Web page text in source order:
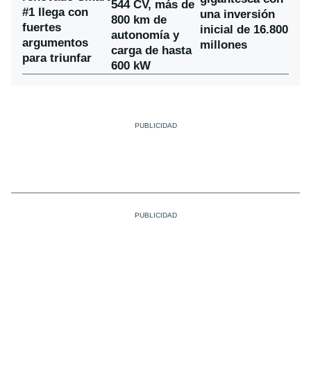
#1 llega con
fuertes
argumentos
para triunfar
544 CV, más de
800 km de
autonomía y
carga de hasta
600 kW
una inversión
inicial de 16.800
millones